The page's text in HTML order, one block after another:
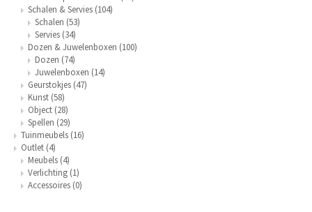
Schalen & Servies (104)
Schalen (53)
Servies (34)
Dozen & Juwelenboxen (100)
Dozen (74)
Juwelenboxen (14)
Geurstokjes (47)
Kunst (58)
Object (28)
Spellen (29)
Tuinmeubels (16)
Outlet (4)
Meubels (4)
Verlichting (1)
Accessoires (0)